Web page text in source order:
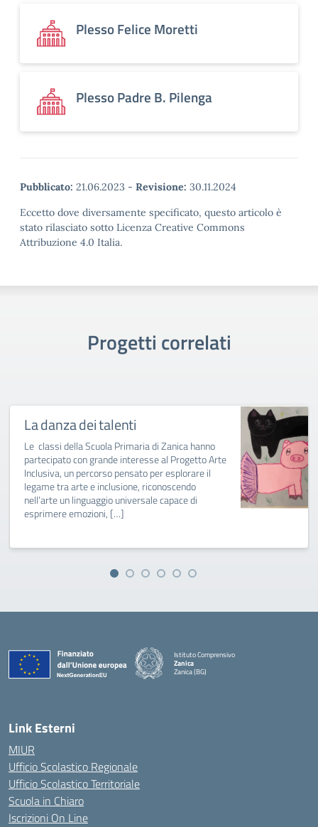
Plesso Felice Moretti
Plesso Padre B. Pilenga
Pubblicato: 21.06.2023 - Revisione: 30.11.2024
Eccetto dove diversamente specificato, questo articolo è
stato rilasciato sotto Licenza Creative Commons
Attribuzione 4.0 Italia.
Progetti correlati
La danza dei talenti
Le classi della Scuola Primaria di Zanica hanno
partecipato con grande interesse al Progetto Arte
Inclusiva, un percorso pensato per esplorare il
legame tra arte e inclusione, riconoscendo
nell’arte un linguaggio universale capace di
esprimere emozioni, […]
Istituto Comprensivo
Zanica
Zanica (BG)
Link Esterni
MIUR
Ufficio Scolastico Regionale
Ufficio Scolastico Territoriale
Scuola in Chiaro
Iscrizioni On Line